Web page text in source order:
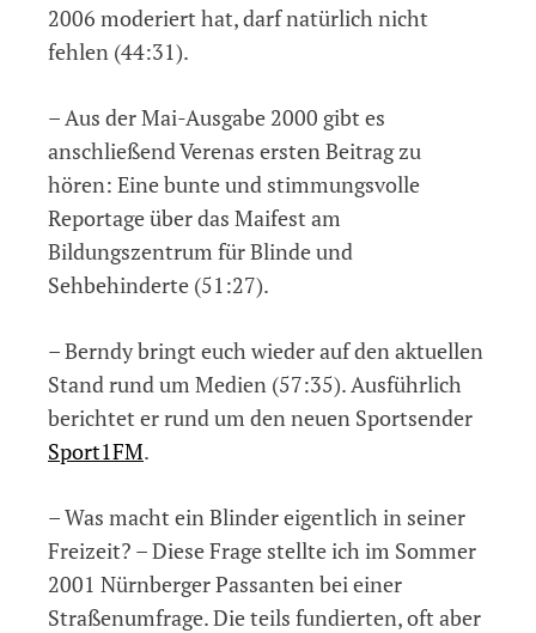
2006 moderiert hat, darf natürlich nicht
fehlen (44:31).
– Aus der Mai-Ausgabe 2000 gibt es
anschließend Verenas ersten Beitrag zu
hören: Eine bunte und stimmungsvolle
Reportage über das Maifest am
Bildungszentrum für Blinde und
Sehbehinderte (51:27).
– Berndy bringt euch wieder auf den aktuellen
Stand rund um Medien (57:35). Ausführlich
berichtet er rund um den neuen Sportsender
Sport1FM.
– Was macht ein Blinder eigentlich in seiner
Freizeit? – Diese Frage stellte ich im Sommer
2001 Nürnberger Passanten bei einer
Straßenumfrage. Die teils fundierten, oft aber